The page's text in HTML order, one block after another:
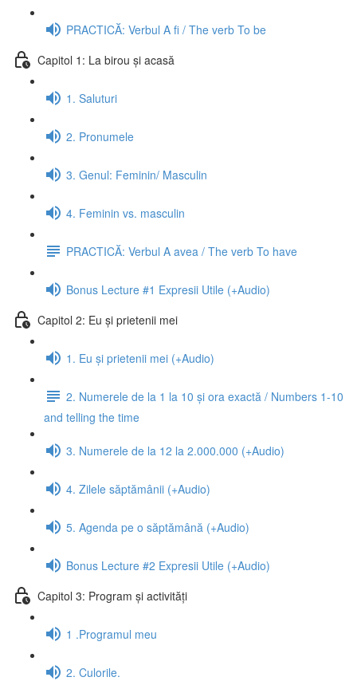
PRACTICĂ: Verbul A fi / The verb To be
Capitol 1: La birou și acasă
1. Saluturi
2. Pronumele
3. Genul: Feminin/ Masculin
4. Feminin vs. masculin
PRACTICĂ: Verbul A avea / The verb To have
Bonus Lecture #1 Expresii Utile (+Audio)
Capitol 2: Eu și prietenii mei
1. Eu și prietenii mei (+Audio)
2. Numerele de la 1 la 10 și ora exactă / Numbers 1-10
and telling the time
3. Numerele de la 12 la 2.000.000 (+Audio)
4. Zilele săptămânii (+Audio)
5. Agenda pe o săptămână (+Audio)
Bonus Lecture #2 Expresii Utile (+Audio)
Capitol 3: Program și activități
1 .Programul meu
2. Culorile.